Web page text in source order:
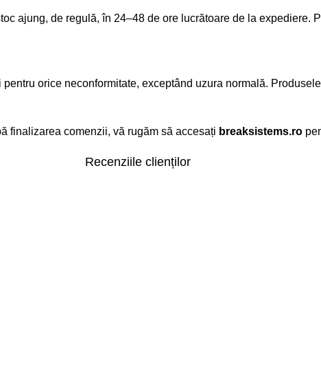
ajung, de regulă, în 24–48 de ore lucrătoare de la expediere.
orice neconformitate, exceptând uzura normală.
finalizarea comenzii, vă rugăm să accesați breaksistems.ro
Recenziile clienților